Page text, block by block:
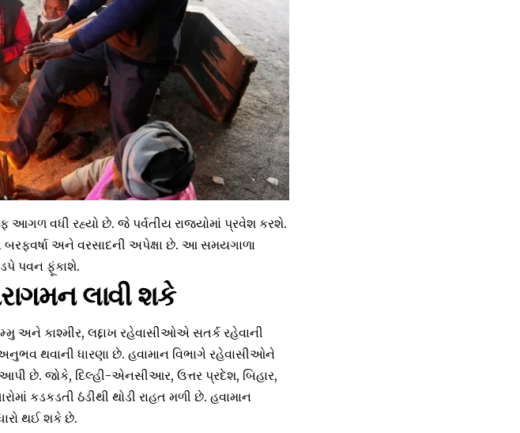
આગળ વધી રહ્યો છે. જે પર્વતીય રાજ્યોમાં પ્રવેશ કરશે.
બરફવર્ષા અને વરસાદની અપેક્ષા છે. આ સમયગાળા
પવન ફૂંકાશે.
લાવી શકે
અને કાશ્મીર, લદ્દાખ રહેવાસીઓએ સતર્ક રહેવાની
થવાની ધારણા છે. હવામાન વિભાગે રહેવાસીઓને
છે. જોકે, દિલ્હી-એનસીઆર, ઉત્તર પ્રદેશ, બિહાર,
કડકડતી ઠંડીથી થોડી રાહત મળી છે. હવામાન
થઈ શકે છે.